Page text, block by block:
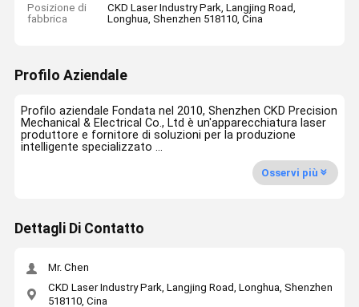
Posizione di
fabbrica
CKD Laser Industry Park, Langjing Road,
Longhua, Shenzhen 518110, Cina
Profilo Aziendale
Profilo aziendale Fondata nel 2010, Shenzhen CKD Precision
Mechanical & Electrical Co., Ltd è un'apparecchiatura laser
produttore e fornitore di soluzioni per la produzione
intelligente specializzato ...
Osservi più
Dettagli Di Contatto
Mr. Chen
CKD Laser Industry Park, Langjing Road, Longhua, Shenzhen
518110, Cina